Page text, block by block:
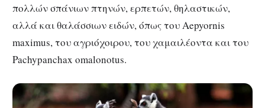
πολλών σπάνιων πτηνών, ερπετών, θηλαστικών,
αλλά και θαλάσσιων ειδών, όπως του Aepyornis
maximus, του αγριόχοιρου, του χαμαιλέοντα και του
Pachypanchax omalonotus.